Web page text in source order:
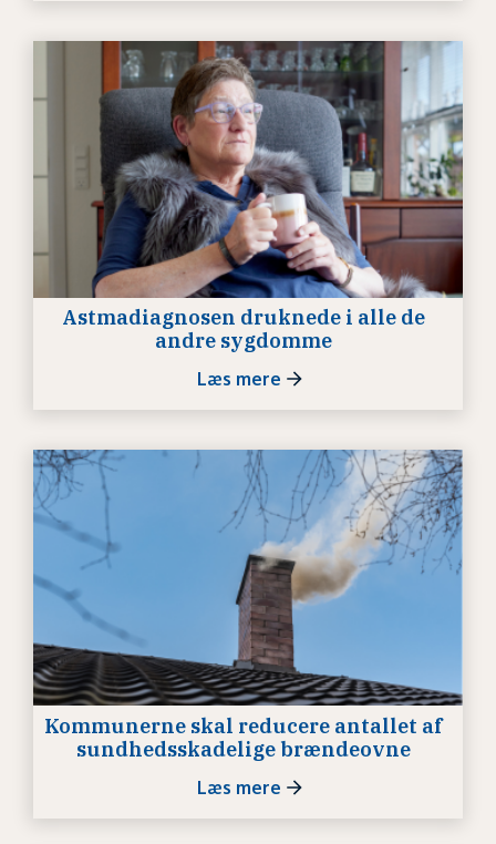
Astmadiagnosen druknede i alle de
andre sygdomme
Læs mere
Kommunerne skal reducere antallet af
sundhedsskadelige brændeovne
Læs mere